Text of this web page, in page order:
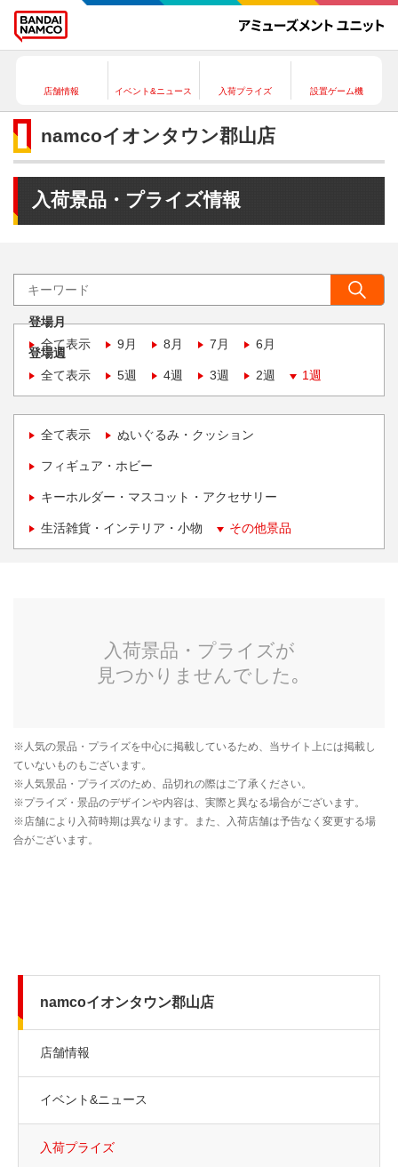
店舗情報 イベント&ニュース 入荷プライズ 設置ゲーム機
namcoイオンタウン郡山店
入荷景品・プライズ情報
登場月
全て表示
9月 8月 7月 6月
登場週
全て表示
5週 4週 3週 2週 1週
全て表示 ぬいぐるみ・クッション
フィギュア・ホビー
キーホルダー・マスコット・アクセサリー
生活雑貨・インテリア・小物 その他景品
namcoイオンタウン郡山店
店舗情報
イベント&ニュース
入荷プライズ